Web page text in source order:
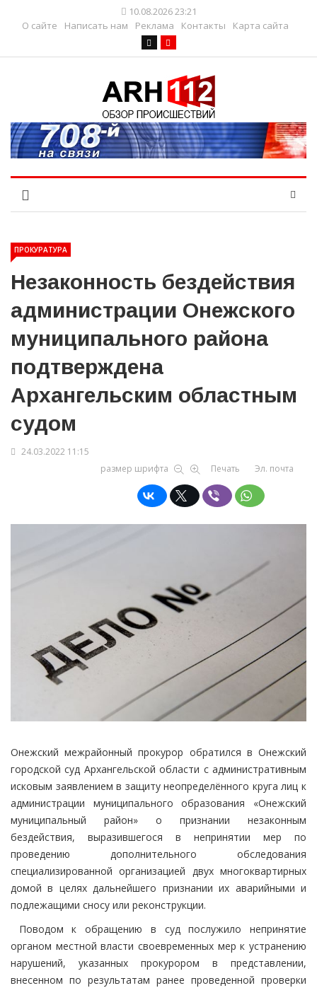
10.08.2026 23:21
О сайте
Написать нам Реклама Контакты Карта сайта
ПРОКУРАТУРА
Незаконность бездействия
администрации Онежского
муниципального района
подтверждена
Архангельским областным
судом
24.03.2022 11:15
размер шрифта
Печать Эл. почта
Онежский межрайонный прокурор обратился в Онежский
городской суд Архангельской области с административным
исковым заявлением в защиту неопределённого круга лиц к
администрации муниципального образования «Онежский
муниципальный район» о признании незаконным
бездействия, выразившегося в непринятии мер по
проведению дополнительного обследования
специализированной организацией двух многоквартирных
домой в целях дальнейшего признании их аварийными и
подлежащими сносу или реконструкции.
Поводом к обращению в суд послужило непринятие
органом местной власти своевременных мер к устранению
нарушений, указанных прокурором в представлении,
внесенном по результатам ранее проведенной проверки